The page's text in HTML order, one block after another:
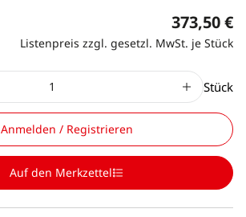
373,50 €
Listenpreis zzgl. gesetzl. MwSt. je Stück
Stück
Anmelden / Registrieren
Auf den Merkzettel